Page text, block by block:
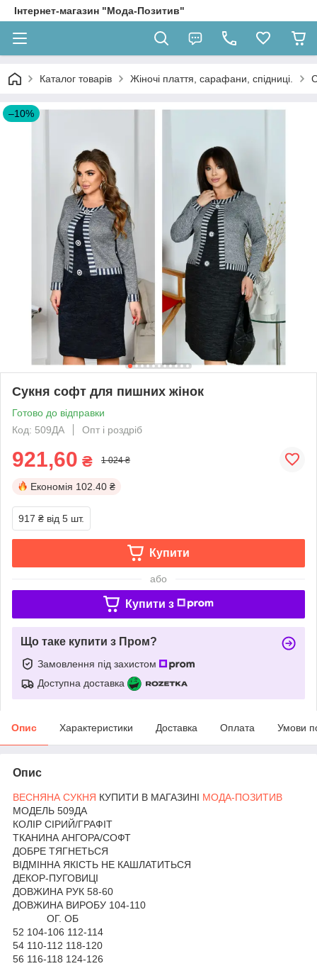
Інтернет-магазин "Мода-Позитив"
Каталог товарів Жіночі плаття, сарафани, спідниці.
–10%
Сукня софт для пишних жінок
Готово до відправки
Код: 509ДА
Опт і роздріб
921,60 ₴ 1 024 ₴
Економія 102.40 ₴
917 ₴ від 5 шт.
Купити
або
Купити з
Що таке купити з Пром?
Замовлення під захистом
Доступна доставка
Опис Характеристики Доставка Оплата Умови
Опис
ВЕСНЯНА СУКНЯ КУПИТИ В МАГАЗИНІ МОДА-ПОЗИТИВ
МОДЕЛЬ 509ДА
КОЛІР СІРИЙ/ГРАФІТ
ТКАНИНА АНГОРА/СОФТ
ДОБРЕ ТЯГНЕТЬСЯ
ВІДМІННА ЯКІСТЬ НЕ КАШЛАТИТЬСЯ
ДЕКОР-ПУГОВИЦІ
ДОВЖИНА РУК 58-60
ДОВЖИНА ВИРОБУ 104-110
ОГ. ОБ
52 104-106 112-114
54 110-112 118-120
56 116-118 124-126